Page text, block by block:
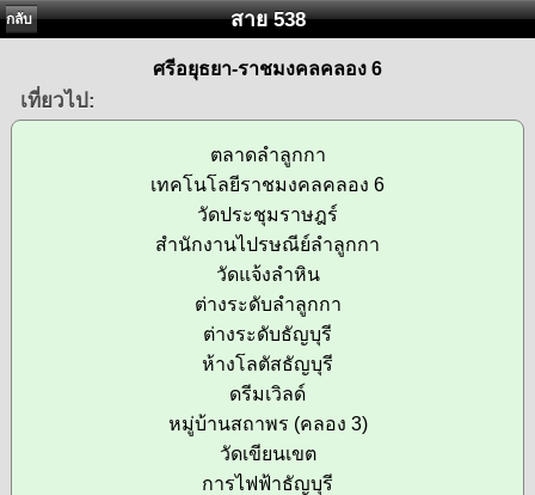
กลับ สาย 538
ศรีอยุธยา-ราชมงคลคลอง 6
เที่ยวไป:
ตลาดลำลูกกา
เทคโนโลยีราชมงคลคลอง 6
วัดประชุมราษฎร์
สำนักงานไปรษณีย์ลำลูกกา
วัดแจ้งลำหิน
ต่างระดับลำลูกกา
ต่างระดับธัญบุรี
ห้างโลตัสธัญบุรี
ดรีมเวิลด์
หมู่บ้านสถาพร (คลอง 3)
วัดเขียนเขต
การไฟฟ้าธัญบุรี